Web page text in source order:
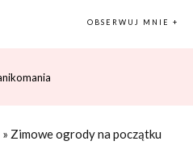
OBSERWUJ MNIE +
» Zimowe ogrody na początku